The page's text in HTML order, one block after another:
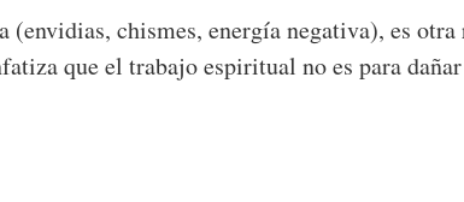
chismes, energía negativa), es
que el trabajo espiritual no es para